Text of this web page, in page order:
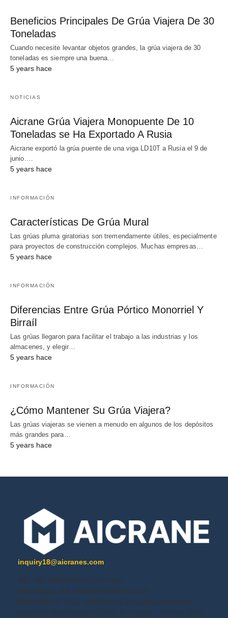
Beneficios Principales De Grúa Viajera De 30
Toneladas
Cuando necesite levantar objetos grandes, la grúa viajera de 30
toneladas es siempre una buena…
5 years hace
NOTICIAS
Aicrane Grúa Viajera Monopuente De 10
Toneladas se Ha Exportado A Rusia
Aicrane exportó la grúa puente de una viga LD10T a Rusia el 9 de
junio.…
5 years hace
INFORMACIÓN
Características De Grúa Mural
Las grúas pluma giratorias son tremendamente útiles, especialmente
para proyectos de construcción complejos. Muchas empresas…
5 years hace
INFORMACIÓN
Diferencias Entre Grúa Pórtico Monorriel Y
Birraíl
Las grúas llegaron para facilitar el trabajo a las industrias y los
almacenes, y elegir…
5 years hace
INFORMACIÓN
¿Cómo Mantener Su Grúa Viajera?
Las grúas viajeras se vienen a menudo en algunos de los depósitos
más grandes para…
5 years hace
inquiry18@aicranes.com
Tel : +86 18569982075(Yolanda)
WhatsApp : +86 18569982075(Yolanda)
Dirección
: 9 ° piso, edificio No.6 del puerto central de
comercio electrónico de China, Zhengzhou, Henan, China